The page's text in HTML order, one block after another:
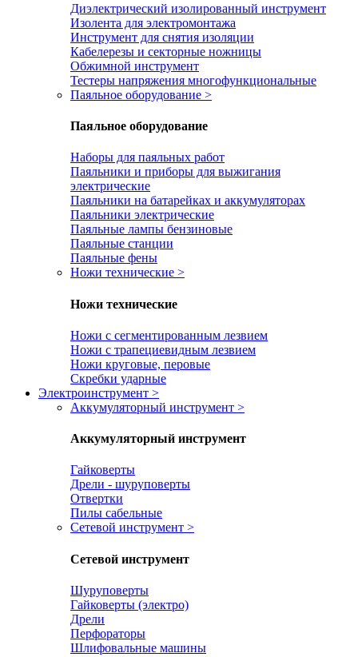
Диэлектрический изолированный инструмент
Изолента для электромонтажа
Инструмент для снятия изоляции
Кабелерезы и секторные ножницы
Обжимной инструмент
Тестеры напряжения многофункциональные
Паяльное оборудование >
Паяльное оборудование
Наборы для паяльных работ
Паяльники и приборы для выжигания
электрические
Паяльники на батарейках и аккумуляторах
Паяльники электрические
Паяльные лампы бензиновые
Паяльные станции
Паяльные фены
Ножи технические >
Ножи технические
Ножи с сегментированным лезвием
Ножи с трапециевидным лезвием
Ножи круговые, перовые
Скребки ударные
Электроинструмент >
Аккумуляторный инструмент >
Аккумуляторный инструмент
Гайковерты
Дрели - шуруповерты
Отвертки
Пилы сабельные
Сетевой инструмент >
Сетевой инструмент
Шуруповерты
Гайковерты (электро)
Дрели
Перфораторы
Шлифовальные машины